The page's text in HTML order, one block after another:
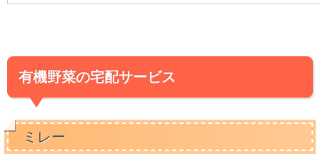
有機野菜の宅配サービス
ミレー